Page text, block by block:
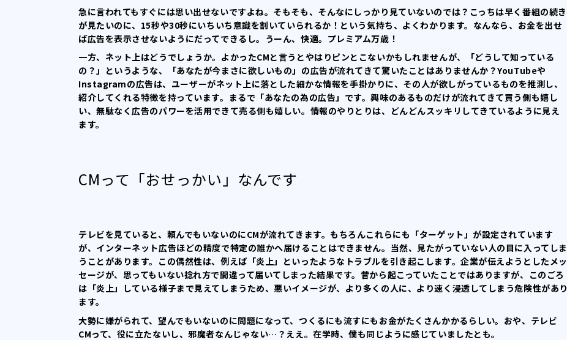
急に言われてもすぐには思い出せないですよね。そもそも、そんなにしっかり見ていないのでは？こっちは早く番組の続き
が見たいのに、15秒や30秒にいちいち意識を割いていられるか！という気持ち、よくわかります。なんなら、お金を出せ
ば広告を表示させないようにだってできるし。うーん、快適。プレミアム万歳！
一方、ネット上はどうでしょうか。よかったCMと言うとやはりピンとこないかもしれませんが、「どうして知っている
の？」というような、「あなたが今まさに欲しいもの」の広告が流れてきて驚いたことはありませんか？YouTubeや
Instagramの広告は、ユーザーがネット上に落とした細かな情報を手掛かりに、その人が欲しがっているものを推測し、
紹介してくれる特徴を持っています。まるで「あなたの為の広告」です。興味のあるものだけが流れてきて買う側も嬉し
い、無駄なく広告のパワーを活用できて売る側も嬉しい。情報のやりとりは、どんどんスッキリしてきているように見え
ます。
CMって「おせっかい」なんです
テレビを見ていると、頼んでもいないのにCMが流れてきます。もちろんこれらにも「ターゲット」が設定されています
が、インターネット広告ほどの精度で特定の誰かへ届けることはできません。当然、見たがっていない人の目に入ってしま
うことがあります。この偶然性は、例えば「炎上」といったようなトラブルを引き起こします。企業が伝えようとしたメッ
セージが、思ってもいない捻れ方で間違って届いてしまった結果です。昔から起こっていたことではありますが、このごろ
は「炎上」している様子まで見えてしまうため、悪いイメージが、より多くの人に、より速く浸透してしまう危険性があり
ます。
大勢に嫌がられて、望んでもいないのに問題になって、つくるにも流すにもお金がたくさんかかるらしい。おや、テレビ
CMって、役に立たないし、邪魔者なんじゃない…？ええ。在学時、僕も同じように感じていましたとも。